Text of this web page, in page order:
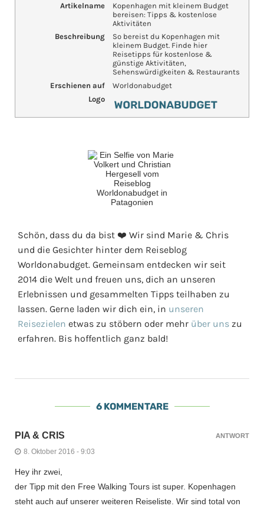
Artikelname
Kopenhagen mit kleinem Budget
bereisen: Tipps & kostenlose
Aktivitäten
Beschreibung
So bereist du Kopenhagen mit
kleinem Budget. Finde hier
Reisetipps für kostenlose &
günstige Aktivitäten,
Sehenswürdigkeiten & Restaurants
Erschienen auf
Worldonabudget
Logo
Schön, dass du da bist ❤️ Wir sind Marie & Chris
und die Gesichter hinter dem Reiseblog
Worldonabudget. Gemeinsam entdecken wir seit
2014 die Welt und freuen uns, dich an unseren
Erlebnissen und gesammelten Tipps teilhaben zu
lassen. Gerne laden wir dich ein, in unseren
Reisezielen etwas zu stöbern oder mehr über uns zu
erfahren. Bis hoffentlich ganz bald!
6 KOMMENTARE
PIA & CRIS
8. Oktober 2016 - 9:03
Hey ihr zwei,
der Tipp mit den Free Walking Tours ist super. Kopenhagen
steht auch auf unserer weiteren Reiseliste. Wir sind total von
ANTWORT